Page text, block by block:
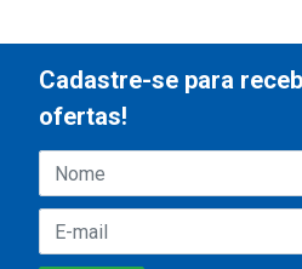
Cadastre-se para
ofertas!